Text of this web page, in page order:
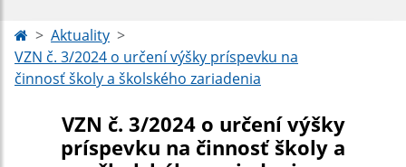
Aktuality
VZN č. 3/2024 o určení výšky príspevku na
činnosť školy a školského zariadenia
VZN č. 3/2024 o určení výšky
príspevku na činnosť školy a